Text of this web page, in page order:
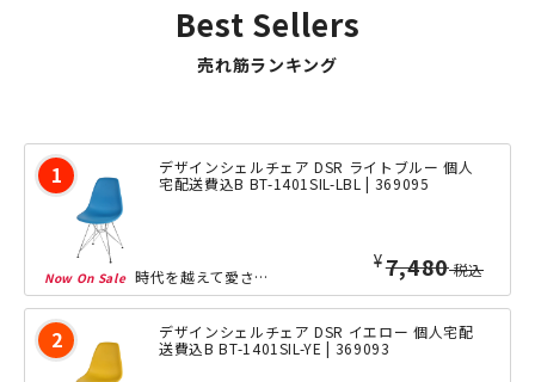
Best Sellers
売れ筋ランキング
デザインシェルチェア DSR ライトブルー 個人
宅配送費込B BT-1401SIL-LBL | 369095
¥5,980税込
時代を越えて愛され続けている、他にない斬新なデザインフォルムの「シェルサイドチェ...
デザインシェルチェア DSR イエロー 個人宅配
送費込B BT-1401SIL-YE | 369093